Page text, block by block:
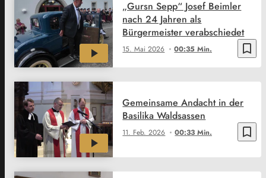
bookmark_border
15. Mai 2026 00:35 Min.
„Gursn Sepp“ Josef Beimler
nach 24 Jahren als
Bürgermeister verabschiedet
bookmark_border
11. Feb. 2026 00:33 Min.
Gemeinsame Andacht in der
Basilika Waldsassen